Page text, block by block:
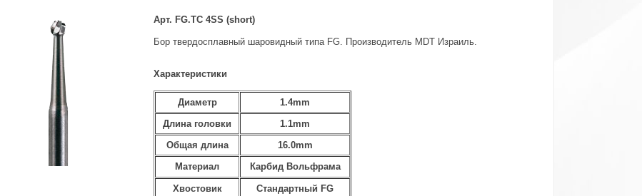
Арт. FG.TC 4SS (short)
Бор твердосплавный шаровидный типа FG. Производитель MDT Израиль.
Характеристики
Диаметр
1.4mm
Длина головки
1.1mm
Общая длина
16.0mm
Материал
Карбид Вольфрама
Хвостовик Стандартный FG